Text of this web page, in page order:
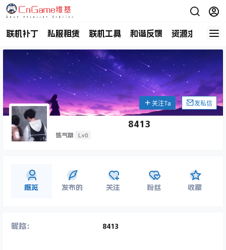
联机补丁 私服租赁 联机工具 和谐反馈 资源求助 商
8413
炼气期 Lv0
关注Ta 发私信
概览 发布的 关注 粉丝 收藏
昵称： 8413